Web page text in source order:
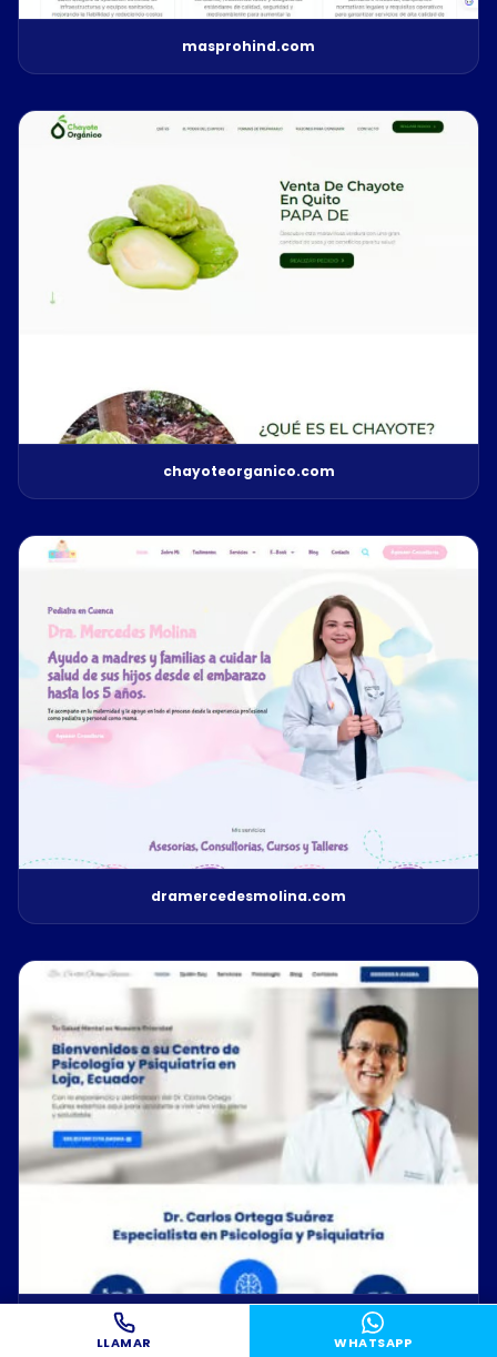
masprohind.com
chayoteorganico.com
dramercedesmolina.com
LLAMAR WHATSAPP